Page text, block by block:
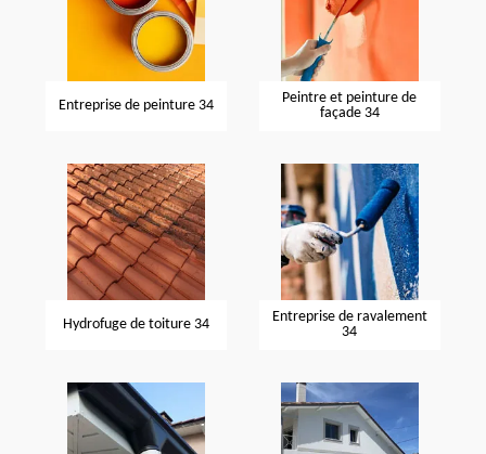
Entreprise de peinture 34
Peintre et peinture de
façade 34
Hydrofuge de toiture 34
Entreprise de ravalement
34